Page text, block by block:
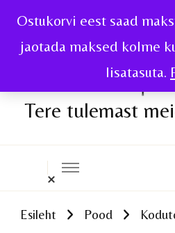
Ostukorvi eest saad
jaotada maksed kolme
lisatasuta.
Tere tulemast
Esileht Pood